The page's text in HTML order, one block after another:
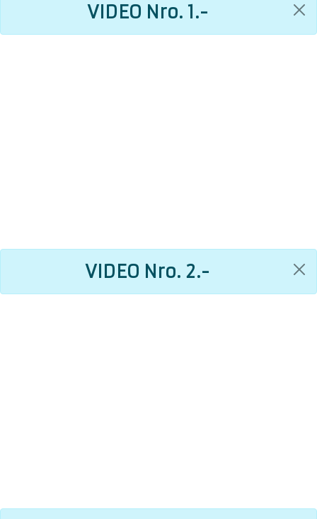
VIDEO Nro. 1.-
VIDEO Nro. 2.-